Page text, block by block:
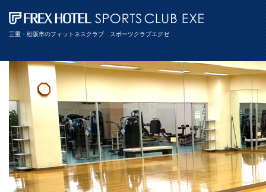
三重・松阪市のフィットネスクラブ スポーツクラブエグゼ